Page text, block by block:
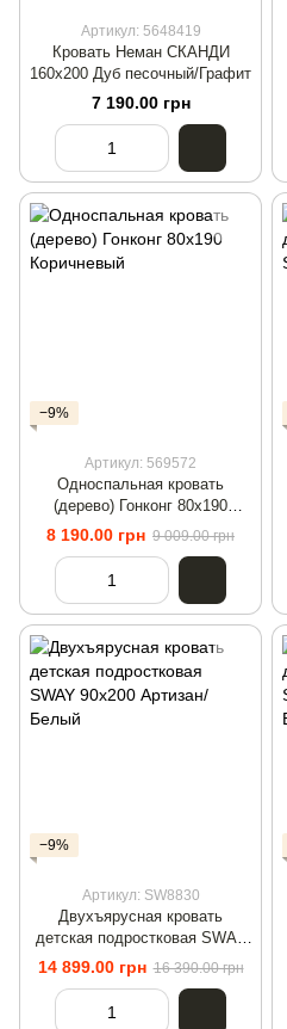
Артикул: 5648419
Кровать Неман СКАНДИ
160х200 Дуб песочный/Графит
7 190.00 грн
−9%
Артикул: 569572
Односпальная кровать
(дерево) Гонконг 80х190
Коричневый
8 190.00 грн 9 009.00 грн
−9%
Артикул: SW8830
Двухъярусная кровать
детская подростковая SWAY
90x200 Артизан/Белый
14 899.00 грн 16 390.00 грн